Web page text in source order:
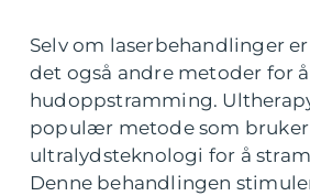
Selv om laserbehandlinger
det også andre metoder for
hudoppstramming.
populær metode som bruker
ultralydsteknologi for å
Denne behandlingen